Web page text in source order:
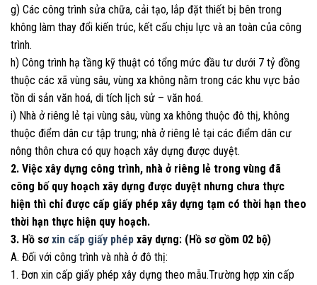
g) Các công trình sửa chữa, cải tạo, lắp đặt thiết bị bên trong
không làm thay đổi kiến trúc, kết cấu chịu lực và an toàn của công
trình.
h) Công trình hạ tầng kỹ thuật có tổng mức đầu tư dưới 7 tỷ đồng
thuộc các xã vùng sâu, vùng xa không nằm trong các khu vực bảo
tồn di sản văn hoá, di tích lịch sử – văn hoá.
i) Nhà ở riêng lẻ tại vùng sâu, vùng xa không thuộc đô thị, không
thuộc điểm dân cư tập trung; nhà ở riêng lẻ tại các điểm dân cư
nông thôn chưa có quy hoạch xây dựng được duyệt.
2. Việc xây dựng công trình, nhà ở riêng lẻ trong vùng đã
công bố quy hoạch xây dựng được duyệt nhưng chưa thực
hiện thì chỉ được cấp giấy phép xây dựng tạm có thời hạn theo
thời hạn thực hiện quy hoạch.
3. Hồ sơ xin cấp giấy phép xây dựng: (Hồ sơ gồm 02 bộ)
A. Đối với công trình và nhà ở đô thị:
1. Đơn xin cấp giấy phép xây dựng theo mẫu.Trường hợp xin cấp